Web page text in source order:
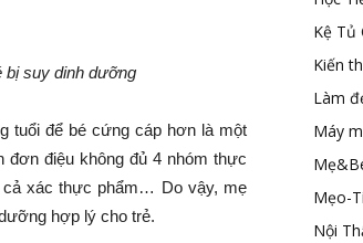
bị suy dinh dưỡng
tuổi để bé cứng cáp hơn là một
đơn điệu không đủ 4 nhóm thực
cả xác thực phẩm… Do vậy, mẹ
hợp lý cho trẻ.
Kệ Tủ
Kiến
Làm
Máy
Mẹo-
Nội